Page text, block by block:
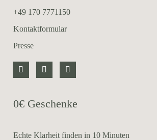
+49 170 7771150
Kontaktformular
Presse
0€ Geschenke
Echte Klarheit finden in 10 Minuten